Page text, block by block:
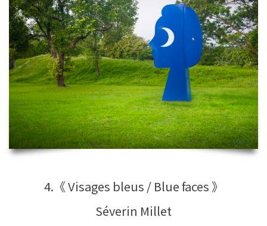
4.《 Visages bleus / Blue faces 》
Séverin Millet